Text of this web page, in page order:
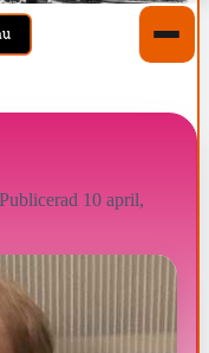
Publicerad 10 april,